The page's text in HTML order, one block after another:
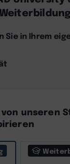
Sie in Ihrem
von unseren